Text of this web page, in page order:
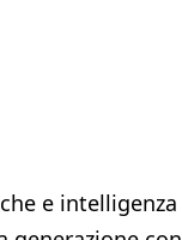
e intelligenza